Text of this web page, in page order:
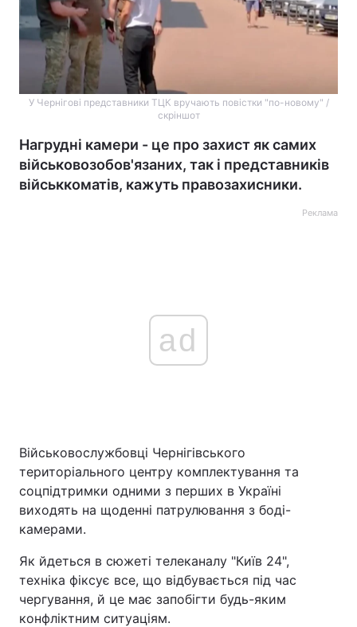
Головна Війна
Україна Політика
Економіка
Спорт Наука
Техно і зв'язок Лайт
У Чернігові представники ТЦК вручають повістки "по-новому" /
скріншот
Нагрудні камери - це про захист як самих
військовозобов'язаних, так і представників
військкоматів, кажуть правозахисники.
Реклама
ad
Військовослужбовці Чернігівського
територіального центру комплектування та
соцпідтримки одними з перших в Україні
виходять на щоденні патрулювання з боді-
камерами.
Як йдеться в сюжеті телеканалу "Київ 24",
техніка фіксує все, що відбувається під час
чергування, й це має запобігти будь-яким
конфліктним ситуаціям.